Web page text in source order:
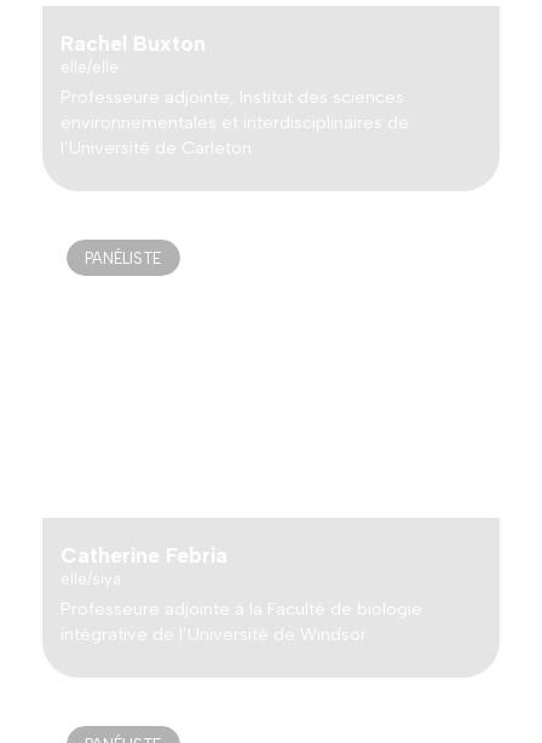
Rachel Buxton
elle/elle
Professeure adjointe, Institut des sciences
environnementales et interdisciplinaires de
l’Université de Carleton
PANÉLISTE
Catherine Febria
elle/siya
Professeure adjointe à la Faculté de biologie
intégrative de l’Université de Windsor